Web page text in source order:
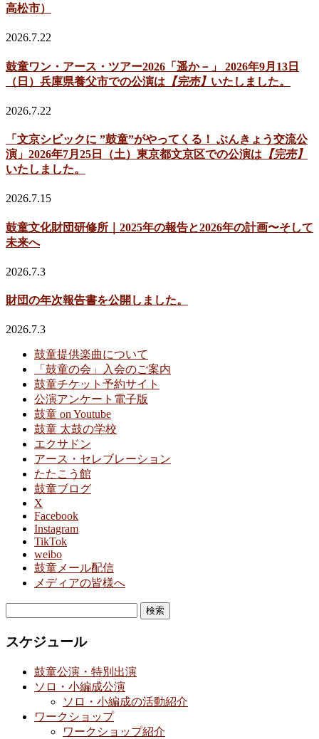
高松市）
2026.7.22
鼓童ワン・アース・ツアー2026「遥か－」 2026年9月13日
（日）兵庫県養父市での公演は 【完売】 いたしました。
2026.7.22
「文京シビックに ”鼓童”がやってくる！ ぶんきょう交流公
演」2026年7月25日（土）東京都文京区での公演は 【完売】
いたしました。
2026.7.15
鼓童文化財団研修所｜2025年の報告と2026年の計画〜そして
未来へ
2026.7.3
財団の年次報告書を公開しました。
2026.7.3
鼓童提供楽曲について
「鼓童の会」入会のご案内
鼓童チケット予約サイト
公演アンケート電子版
鼓童 on Youtube
鼓童 太鼓の学校
エクサドン
アース・セレブレーション
たたこう館
鼓童ブログ
X
Facebook
Instagram
TikTok
weibo
鼓童メール配信
メディアの皆様へ
スケジュール
鼓童公演・特別出演
ソロ・小編成公演
ソロ・小編成の活動紹介
ワークショップ
ワークショップ紹介